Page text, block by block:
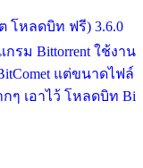
โหลดบิท ฟรี) 3.6.0
รม Bittorrent ใช้งาน
แต่ขนาดไฟล์
ๆ เอาไว้ โหลดบิท Bi